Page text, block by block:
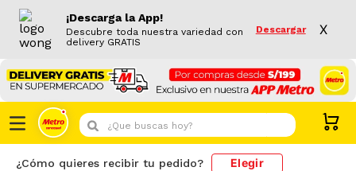
¡Descarga la App!
Descubre toda nuestra variedad con
delivery GRATIS
Descargar X
¿Que buscas hoy?
¿Cómo quieres recibir tu pedido? Elegir